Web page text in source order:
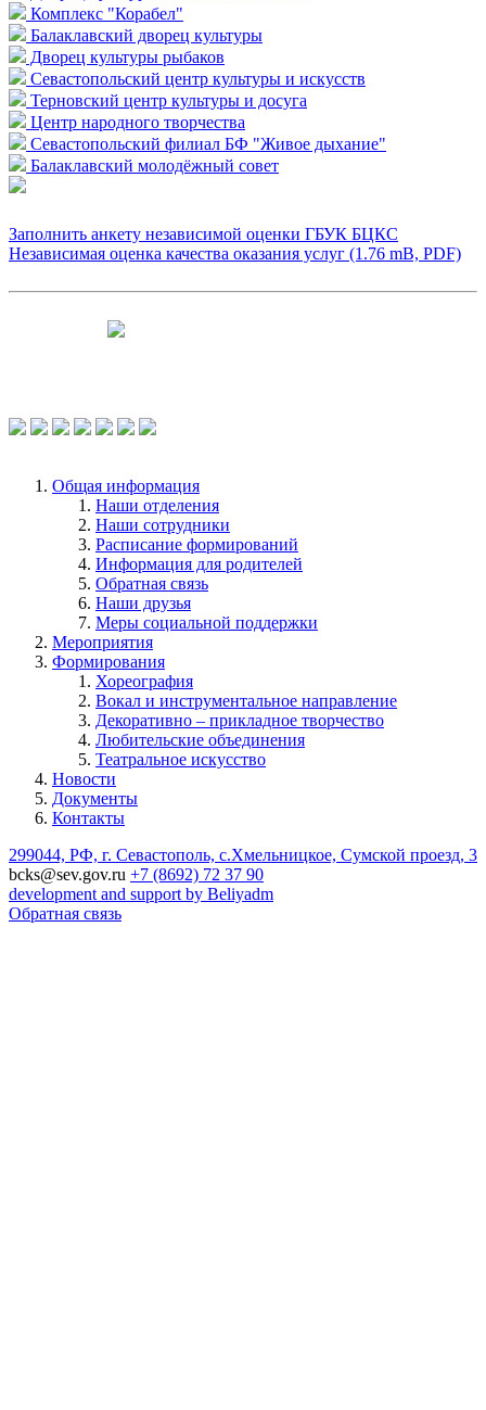
Комплекс "Корабел"
Балаклавский дворец культуры
Дворец культуры рыбаков
Севастопольский центр культуры и искусств
Терновский центр культуры и досуга
Центр народного творчества
Севастопольский филиал БФ "Живое дыхание"
Балаклавский молодёжный совет
Заполнить анкету независимой оценки ГБУК БЦКС
Независимая оценка качества оказания услуг (1.76 mB, PDF)
Общая информация
Наши отделения
Наши сотрудники
Расписание формирований
Информация для родителей
Обратная связь
Наши друзья
Меры социальной поддержки
Мероприятия
Формирования
Хореография
Вокал и инструментальное направление
Декоративно – прикладное творчество
Любительские объединения
Театральное искусство
Новости
Документы
Контакты
299044, РФ, г. Севастополь, с.Хмельницкое, Сумской проезд, 3
bcks@sev.gov.ru +7 (8692) 72 37 90
development and support by Beliyadm
Обратная связь